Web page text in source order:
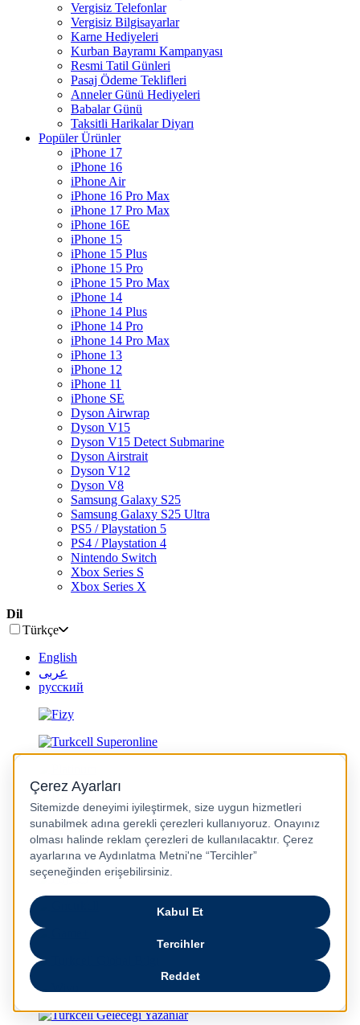
Vergisiz Telefonlar
Vergisiz Bilgisayarlar
Karne Hediyeleri
Kurban Bayramı Kampanyası
Resmi Tatil Günleri
Pasaj Ödeme Teklifleri
Anneler Günü Hediyeleri
Babalar Günü
Taksitli Harikalar Diyarı
Popüler Ürünler
iPhone 17
iPhone 16
iPhone Air
iPhone 16 Pro Max
iPhone 17 Pro Max
iPhone 16E
iPhone 15
iPhone 15 Plus
iPhone 15 Pro
iPhone 15 Pro Max
iPhone 14
iPhone 14 Plus
iPhone 14 Pro
iPhone 14 Pro Max
iPhone 13
iPhone 12
iPhone 11
iPhone SE
Dyson Airwrap
Dyson V15
Dyson V15 Detect Submarine
Dyson Airstrait
Dyson V12
Dyson V8
Samsung Galaxy S25
Samsung Galaxy S25 Ultra
PS5 / Playstation 5
PS4 / Playstation 4
Nintendo Switch
Xbox Series S
Xbox Series X
Dil
Türkçe
English
عربى
русский